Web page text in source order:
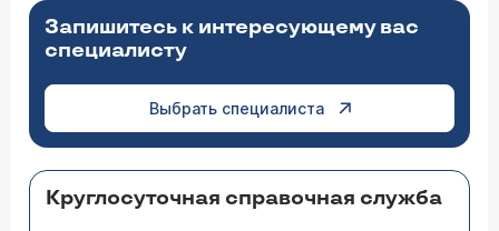
Запишитесь к интересующему вас
специалисту
Выбрать специалиста
Круглосуточная справочная служба